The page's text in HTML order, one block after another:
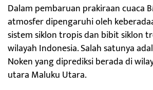
Dalam pembaruan prakiraan cuaca
atmosfer dipengaruhi oleh
sistem siklon tropis dan bibit siklon
wilayah Indonesia. Salah satunya
Noken yang diprediksi berada di
utara Maluku Utara.